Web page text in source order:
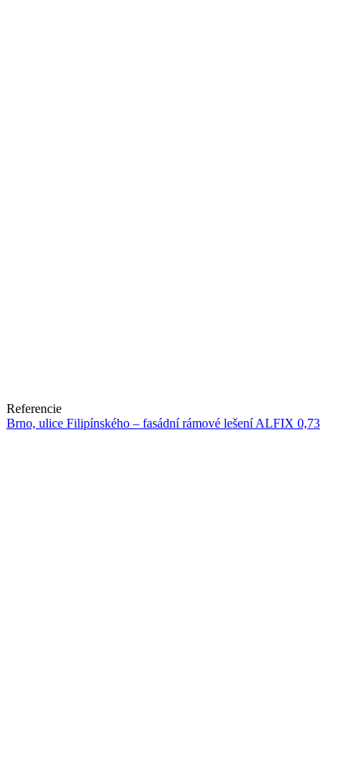
Referencie
Brno, ulice Filipínského – fasádní rámové lešení ALFIX 0,73